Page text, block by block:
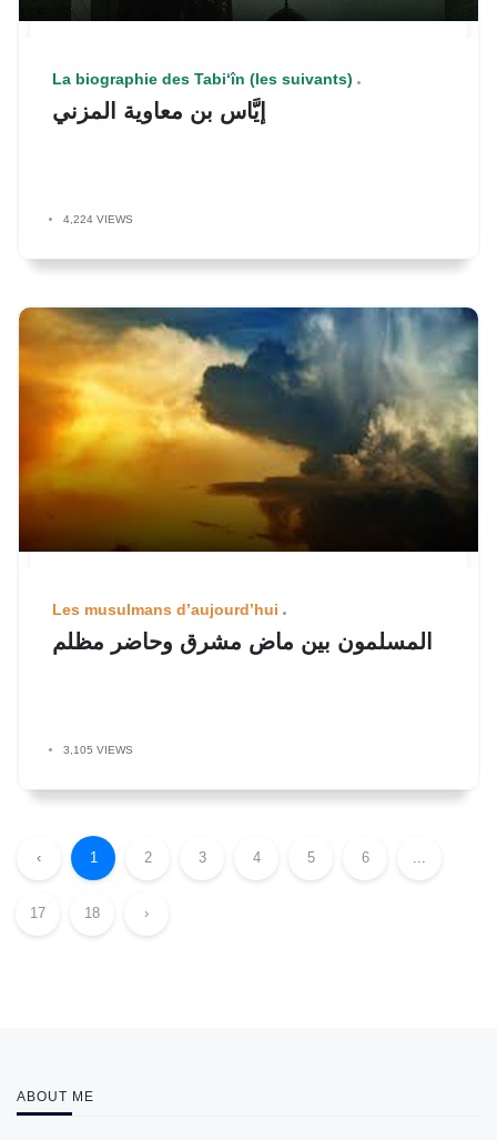
La biographie des Tabi‘în (les suivants)
إيَّاس بن معاوية المزني
4,224 VIEWS
Les musulmans d’aujourd’hui
المسلمون بين ماض مشرق وحاضر مظلم
3,105 VIEWS
‹ 1 2 3 4 5 6
17 18 ›
ABOUT ME